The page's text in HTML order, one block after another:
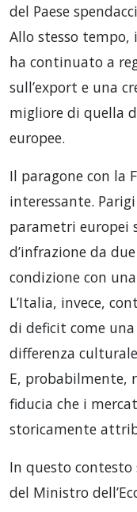
del Paese
Allo stesso
ha continuato a
sull’export e una
migliore di quella
europee.
Il paragone con la
interessante.
parametri europei
d’infrazione da
condizione con
L’Italia, invece,
di deficit come
differenza
E, probabilmente,
fiducia che i
storicamente
In questo contesto
del Ministro